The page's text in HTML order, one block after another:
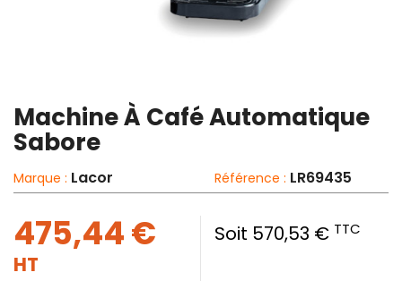
Machine À Café Automatique
Sabore
Marque : Lacor Référence : LR69435
475,44 €
HT
Soit 570,53 € TTC